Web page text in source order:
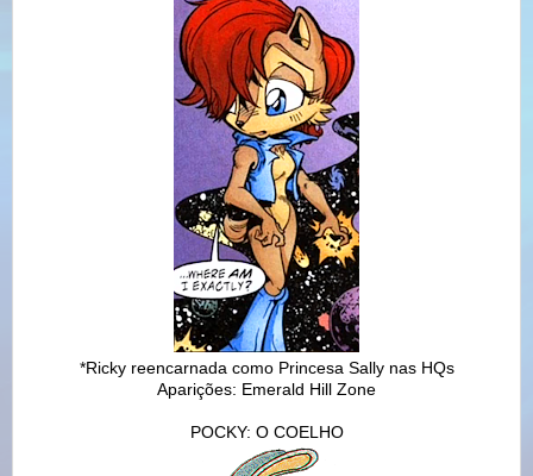
*Ricky reencarnada como Princesa Sally nas HQs
Aparições: Emerald Hill Zone
POCKY: O COELHO